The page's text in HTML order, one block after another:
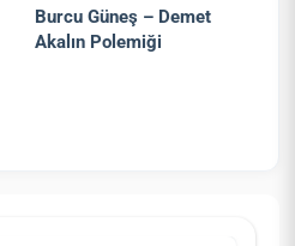
Burcu Güneş – Demet
Akalın Polemiği